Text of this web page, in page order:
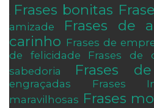
Frases bonitas
amizade
Frases de
carinho Frases de
de felicidade
Frases de
sabedoria
Frases
engraçadas
Frases
maravilhosas Frases